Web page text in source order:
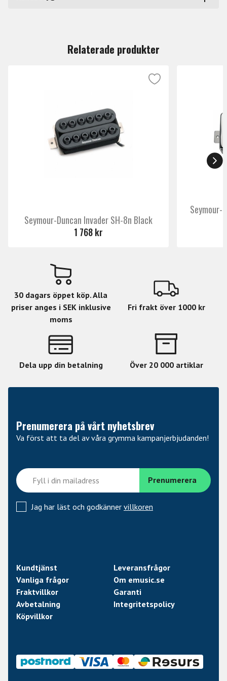
Relaterade produkter
Seymour-Duncan Invader SH-8n Black
1 768 kr
Seymour-
30 dagars öppet köp. Alla
priser anges i SEK inklusive
moms
Fri frakt över 1000 kr
Dela upp din betalning Över 20 000 artiklar
Prenumerera på vårt nyhetsbrev
Va först att ta del av våra grymma kampanjerbjudanden!
Jag har läst och godkänner villkoren
Kundtjänst
Leveransfrågor
Vanliga frågor
Om emusic.se
Fraktvillkor
Garanti
Avbetalning
Integritetspolicy
Köpvillkor